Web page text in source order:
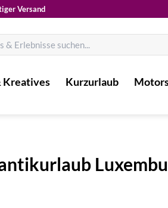
Versand
Kreatives Kurzurlaub